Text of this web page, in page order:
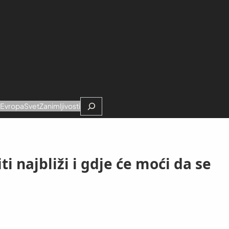
EvropaSvetZanimljivostiSearch
najbliži i gdje će moći da se